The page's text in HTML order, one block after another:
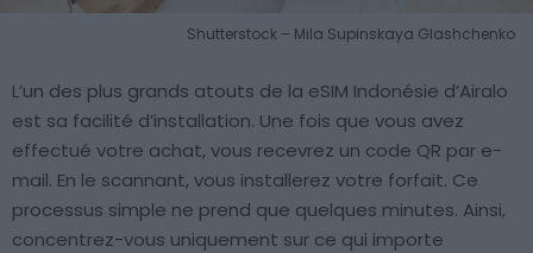
Shutterstock – Mila Supinskaya Glashchenko
L’un des plus grands atouts de la eSIM Indonésie d’Airalo
est sa facilité d’installation. Une fois que vous avez
effectué votre achat, vous recevrez un code QR par e-
mail. En le scannant, vous installerez votre forfait. Ce
processus simple ne prend que quelques minutes. Ainsi,
concentrez-vous uniquement sur ce qui importe